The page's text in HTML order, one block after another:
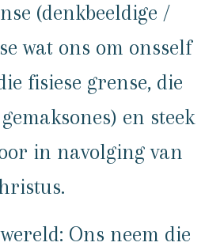
(denkbeeldige /
wat ons om onsself
fisiese grense, die
en steek
in navolging van
Ons neem die